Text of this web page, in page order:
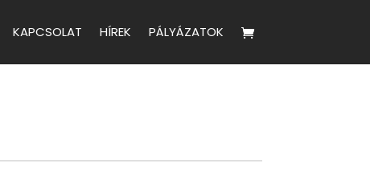
KAPCSOLAT HÍREK PÁLYÁZATOK